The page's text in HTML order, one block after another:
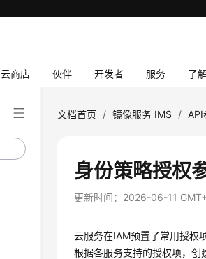
云商店 伙伴 开发者 服务 了
文档首页 / 镜像服务 IMS / API
身份策略授权
更新时间： 2026-06-11
云服务在IAM预置了常用授权
根据各服务支持的授权项，创